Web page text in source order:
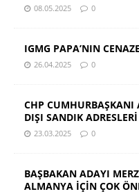
08.05.2025 0
IGMG PAPA’NIN
26.04.2025 0
CHP
DIŞI SANDIK ADRESLERİ
23.03.2025 0
BAŞBAKAN ADAYI
ALMANYA İÇİN ÇOK